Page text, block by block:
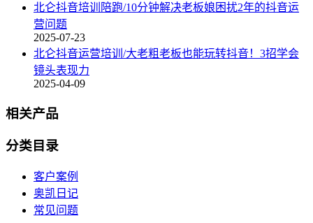
北仑抖音培训陪跑/10分钟解决老板娘困扰2年的抖音运
营问题
2025-07-23
北仑抖音运营培训/大老粗老板也能玩转抖音！3招学会
镜头表现力
2025-04-09
相关产品
分类目录
客户案例
奥凯日记
常见问题